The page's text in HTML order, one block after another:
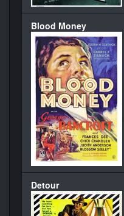
Blood Money
Detour